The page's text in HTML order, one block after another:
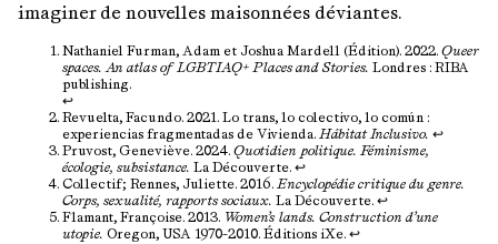
imaginer de nouvelles maisonnées déviantes.
Nathaniel Furman, Adam et Joshua Mardell (Édition). 2022. Queer
spaces. An atlas of LGBTIAQ+ Places and Stories. Londres : RIBA
publishing.
↩︎
Revuelta, Facundo. 2021. Lo trans, lo colectivo, lo común :
experiencias fragmentadas de Vivienda.Hábitat Inclusivo. ↩︎
Pruvost, Geneviève. 2024. Quotidien politique. Féminisme,
écologie, subsistance. La Découverte. ↩︎
Collectif; Rennes, Juliette. 2016. Encyclopédie critique du genre.
Corps, sexualité, rapports sociaux. La Découverte. ↩︎
Flamant, Françoise. 2013. Women’s lands. Construction d’une
utopie. Oregon, USA 1970-2010. Éditions iXe. ↩︎